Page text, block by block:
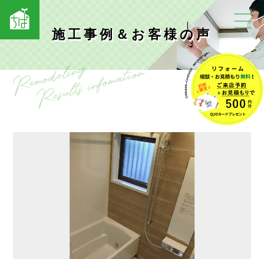
施工事例＆お客様の声